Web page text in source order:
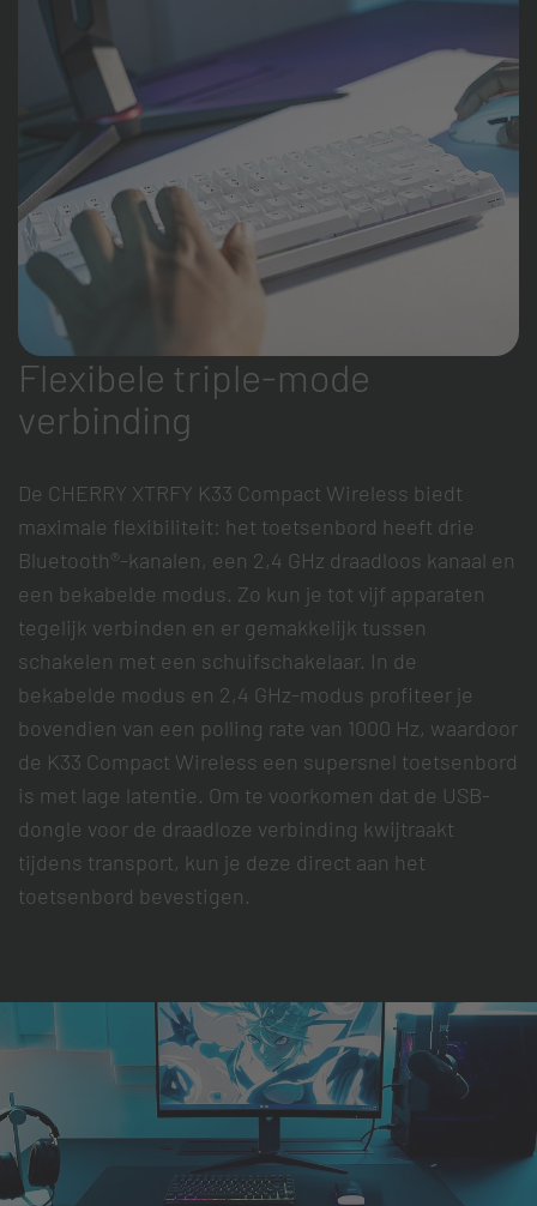
Flexibele triple-mode
verbinding
De CHERRY XTRFY K33 Compact Wireless biedt
maximale flexibiliteit: het toetsenbord heeft drie
Bluetooth®-kanalen, een 2,4 GHz draadloos kanaal en
een bekabelde modus. Zo kun je tot vijf apparaten
tegelijk verbinden en er gemakkelijk tussen
schakelen met een schuifschakelaar. In de
bekabelde modus en 2,4 GHz-modus profiteer je
bovendien van een polling rate van 1000 Hz, waardoor
de K33 Compact Wireless een supersnel toetsenbord
is met lage latentie. Om te voorkomen dat de USB-
dongle voor de draadloze verbinding kwijtraakt
tijdens transport, kun je deze direct aan het
toetsenbord bevestigen.